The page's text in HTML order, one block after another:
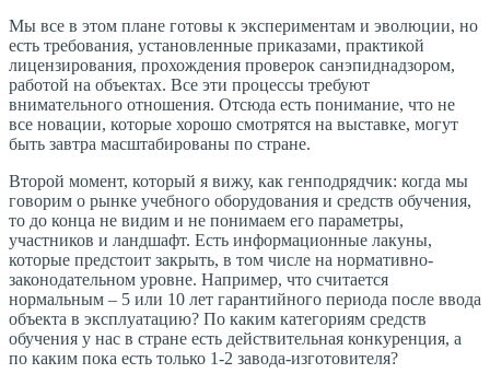
Мы все в этом плане готовы к экспериментам и эволюции, но
есть требования, установленные приказами, практикой
лицензирования, прохождения проверок санэпиднадзором,
работой на объектах. Все эти процессы требуют
внимательного отношения. Отсюда есть понимание, что не
все новации, которые хорошо смотрятся на выставке, могут
быть завтра масштабированы по стране.
Второй момент, который я вижу, как генподрядчик: когда мы
говорим о рынке учебного оборудования и средств обучения,
то до конца не видим и не понимаем его параметры,
участников и ландшафт. Есть информационные лакуны,
которые предстоит закрыть, в том числе на нормативно-
законодательном уровне. Например, что считается
нормальным – 5 или 10 лет гарантийного периода после ввода
объекта в эксплуатацию? По каким категориям средств
обучения у нас в стране есть действительная конкуренция, а
по каким пока есть только 1-2 завода-изготовителя?